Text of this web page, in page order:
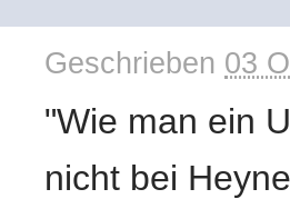
Geschrieben 03
"Wie man ein
nicht bei